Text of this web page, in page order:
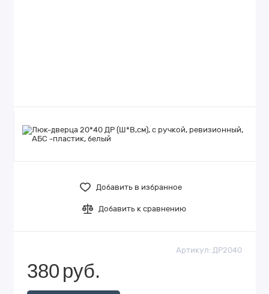
Добавить в избранное
Добавить к сравнению
Артикул: ДР2040
380 руб.